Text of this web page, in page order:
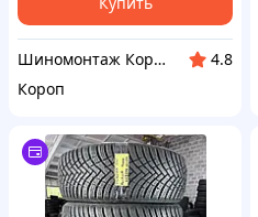
Шиномонтаж Короп
4.8
Короп